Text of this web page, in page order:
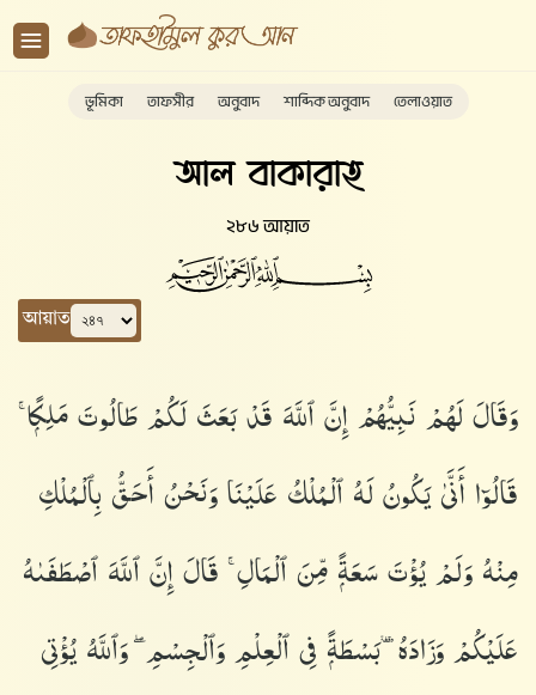
ভূমিকা তাফসীর অনুবাদ শাব্দিক অনুবাদ তেলাওয়াত
আল বাকারাহ
২৮৬ আয়াত
আয়াত
وَقَالَ لَهُمْ نَبِيُّهُمْ إِنَّ ٱللَّهَ قَدْ بَعَثَ لَكُمْ طَالُوتَ مَلِكًۭا ۚ
قَالُوٓا۟ أَنَّىٰ يَكُونُ لَهُ ٱلْمُلْكُ عَلَيْنَا وَنَحْنُ أَحَقُّ بِٱلْمُلْكِ
مِنْهُ وَلَمْ يُؤْتَ سَعَةًۭ مِّنَ ٱلْمَالِ ۚ قَالَ إِنَّ ٱللَّهَ ٱصْطَفَىٰهُ
عَلَيْكُمْ وَزَادَهُۥ بَسْطَةًۭ فِى ٱلْعِلْمِ وَٱلْجِسْمِ ۖ وَٱللَّهُ يُؤْتِى